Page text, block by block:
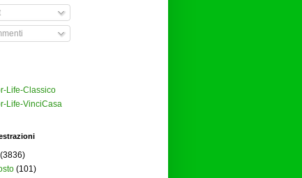
Life-Classico
Life-VinciCasa
(3836)
(101)